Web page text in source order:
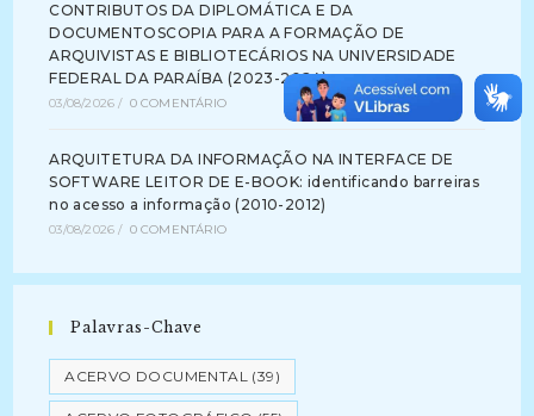
Etapa
V.
(2019-
2019)
CONTRIBUTOS DA DIPLOMÁTICA E DA
DOCUMENTOSCOPIA PARA A FORMAÇÃO DE
ARQUIVISTAS E BIBLIOTECÁRIOS NA UNIVERSIDADE
FEDERAL DA PARAÍBA (2023-2024)
03/08/2026 / 0 COMENTÁRIO
ARQUITETURA DA INFORMAÇÃO NA INTERFACE DE
SOFTWARE LEITOR DE E-BOOK: identificando barreiras
no acesso a informação (2010-2012)
03/08/2026 / 0 COMENTÁRIO
Palavras-Chave
ACERVO DOCUMENTAL (39)